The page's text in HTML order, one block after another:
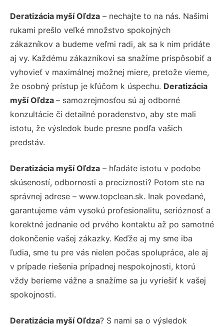
Deratizácia myší Oľdza – nechajte to na nás. Našimi
rukami prešlo veľké množstvo spokojných
zákazníkov a budeme veľmi radi, ak sa k nim pridáte
aj vy. Každému zákazníkovi sa snažíme prispôsobiť a
vyhovieť v maximálnej možnej miere, pretože vieme,
že osobný prístup je kľúčom k úspechu. Deratizácia
myší Oľdza – samozrejmosťou sú aj odborné
konzultácie či detailné poradenstvo, aby ste mali
istotu, že výsledok bude presne podľa vašich
predstáv.
Deratizácia myší Oľdza – hľadáte istotu v podobe
skúseností, odbornosti a precíznosti? Potom ste na
správnej adrese – www.topclean.sk. Inak povedané,
garantujeme vám vysokú profesionalitu, serióznosť a
korektné jednanie od prvého kontaktu až po samotné
dokončenie vašej zákazky. Keďže aj my sme iba
ľudia, sme tu pre vás nielen počas spolupráce, ale aj
v prípade riešenia prípadnej nespokojnosti, ktorú
vždy berieme vážne a snažíme sa ju vyriešiť k vašej
spokojnosti.
Deratizácia myší Oľdza? S nami sa o výsledok